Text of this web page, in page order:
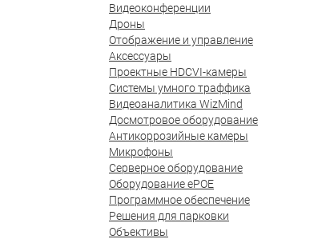
Видеоконференции
Дроны
Отображение и управление
Аксессуары
Проектные HDCVI-камеры
Системы умного траффика
Видеоаналитика WizMind
Досмотровое оборудование
Антикоррозийные камеры
Микрофоны
Серверное оборудование
Оборудование ePOE
Программное обеспечение
Решения для парковки
Объективы